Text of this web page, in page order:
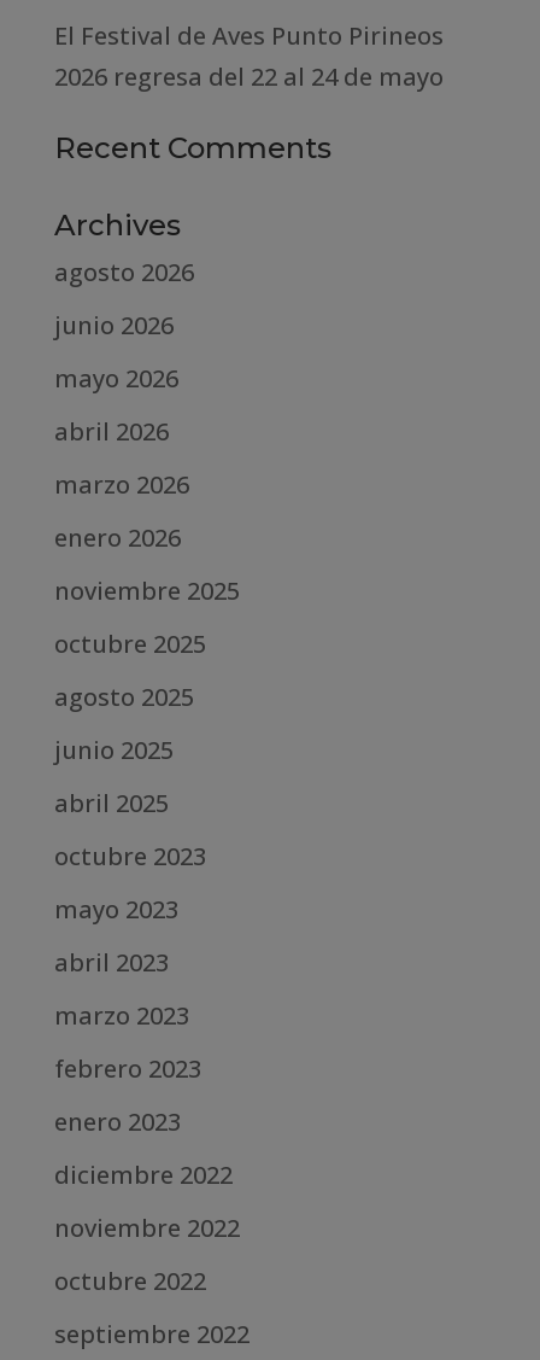
El Festival de Aves Punto Pirineos
2026 regresa del 22 al 24 de mayo
Recent Comments
Archives
agosto 2026
junio 2026
mayo 2026
abril 2026
marzo 2026
enero 2026
noviembre 2025
octubre 2025
agosto 2025
junio 2025
abril 2025
octubre 2023
mayo 2023
abril 2023
marzo 2023
febrero 2023
enero 2023
diciembre 2022
noviembre 2022
octubre 2022
septiembre 2022